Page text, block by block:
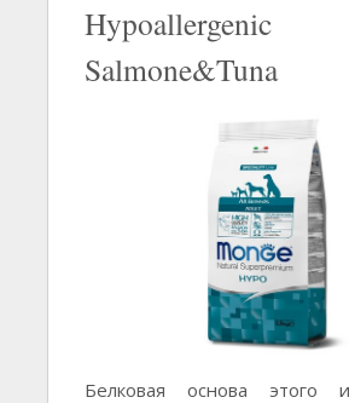
Hypoallergenic
Salmone&Tuna
Белковая основа этого